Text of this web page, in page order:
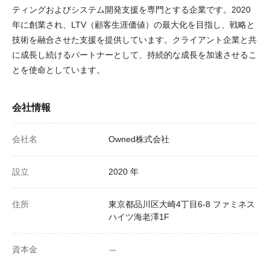
ティングおよびシステム開発支援を専門とする企業です。2020
年に創業され、LTV（顧客生涯価値）の最大化を目指し、戦略と
技術を融合させた支援を提供しています。クライアント企業と共
に成長し続けるパートナーとして、持続的な成長を加速させるこ
とを使命としています。
会社情報
会社名 Owned株式会社
設立 2020 年
住所
東京都品川区大崎4丁目6-8 ファミネス
ハイツ海老澤1F
資本金 ー